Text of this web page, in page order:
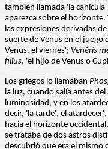
también llamada 'la
aparezca sobre el
las expresiones derivadas de
suerte de Venus en el juego
Venus, el viernes'; Venĕris
filĭus, 'el hijo de Venus o
Los griegos lo llamaban
la luz, cuando salía antes
luminosidad, y en los
decir, 'la tarde', el
hacia el horizonte
se trataba de dos astros
descubrió que era el mismo